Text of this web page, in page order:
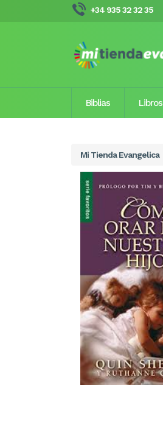
+34 935 32 32 35
Biblias Libros
Mi Tienda Evangelica